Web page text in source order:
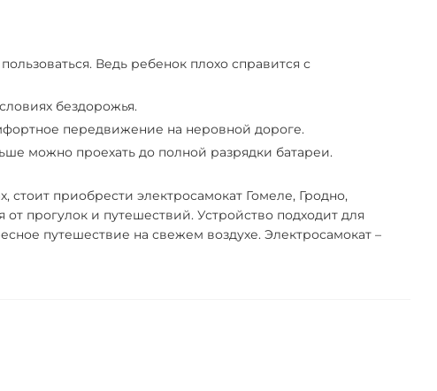
Ведь ребенок плохо справится с
бездорожья.
передвижение на неровной дороге.
можно проехать до полной разрядки батареи.
приобрести электросамокат Гомеле, Гродно,
прогулок и путешествий. Устройство подходит для
путешествие на свежем воздухе. Электросамокат –